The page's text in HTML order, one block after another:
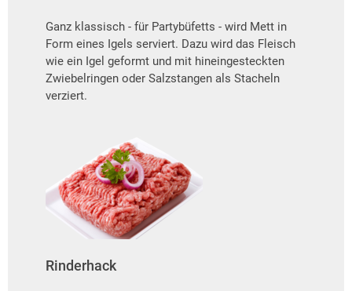
Ganz klassisch - für Partybüfetts - wird Mett in
Form eines Igels serviert. Dazu wird das Fleisch
wie ein Igel geformt und mit hineingesteckten
Zwiebelringen oder Salzstangen als Stacheln
verziert.
Rinderhack